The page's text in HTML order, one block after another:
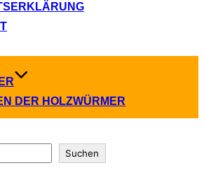
DER HOLZWÜRMER
Suchen